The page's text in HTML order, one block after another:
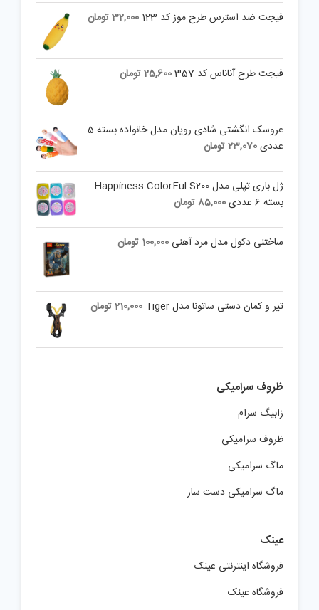
فیجت ضد استرس طرح موز کد 123 32,000تومان
فیجت طرح آناناس کد 357 25,600تومان
عروسک انگشتی شادی رویان مدل خانواده بسته 5
عددی23,070تومان
ژل بازی تپلی مدل Happiness ColorFul S200
بسته 6 عددی
85,000 تومان
ساختنی دکول مدل مرد آهنی 100,000 تومان
تیر و کمان دستی ساتونا مدل Tiger 210,000تومان
ظروف سرامیکی
زابیگ سرام
ظروف سرامیکی
ماگ سرامیکی
ماگ سرامیکی دست ساز
عینک
فروشگاه اینترنتی عینک
فروشگاه عینک